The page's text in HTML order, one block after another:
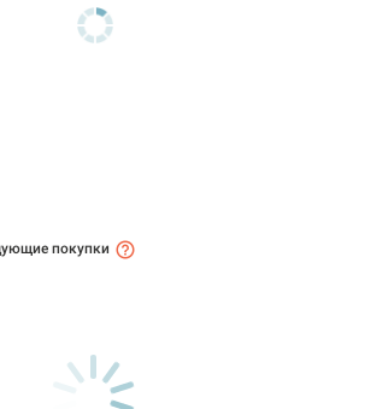
покупки